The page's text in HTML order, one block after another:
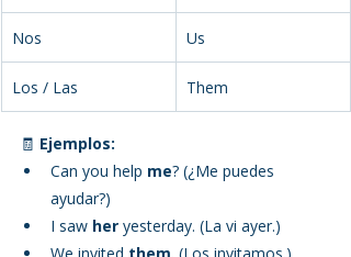
Nos Us
Los / Las Them
🧾 Ejemplos:
Can you help me? (¿Me puedes
ayudar?)
I saw her yesterday. (La vi ayer.)
We invited them. (Los invitamos.)